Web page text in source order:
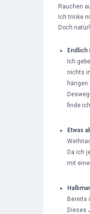
Rauchen
Ich trinke
Doch
Ich
nichts
finde
Etwas
Da ich
mit
Bereits
Dieses